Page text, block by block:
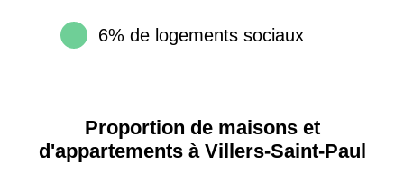
6% de logements sociaux
Proportion de maisons et
d'appartements à Villers-Saint-Paul